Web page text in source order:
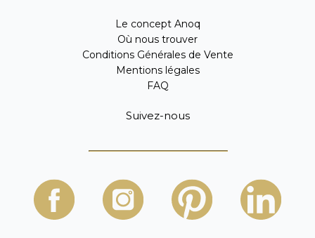
Le concept Anoq
Où nous trouver
Conditions Générales de Vente
Mentions légales
FAQ
Suivez-nous